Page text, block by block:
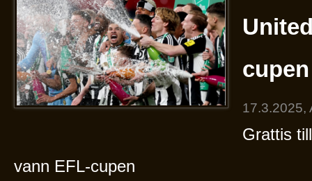
cupen
17.3.2025,
Grattis
vann EFL-cupen